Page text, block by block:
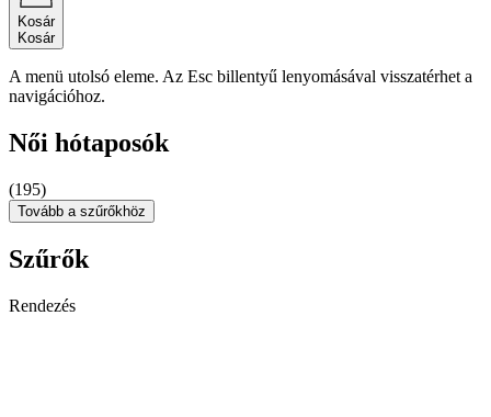
Kosár
Kosár
A menü utolsó eleme. Az Esc billentyű lenyomásával visszatérhet a
navigációhoz.
Női hótaposók
(195)
Tovább a szűrőkhöz
Szűrők
Rendezés